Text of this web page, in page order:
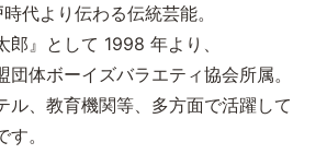
代より伝わる伝統芸能。
』として 1998 年より、
団体ボーイズバラエティ協会所属。
ル、教育機関等、多方面で活躍して
。